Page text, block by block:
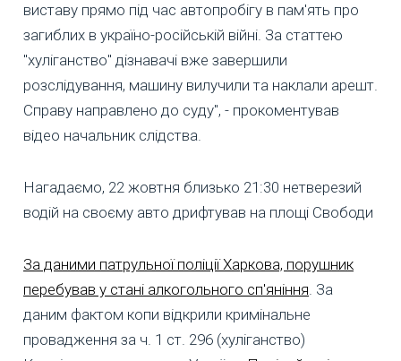
виставу прямо під час автопробігу в пам'ять про
загиблих в україно-російській війні. За статтею
"хуліганство" дізнавачі вже завершили
розслідування, машину вилучили та наклали арешт.
Справу направлено до суду", - прокоментував
відео начальник слідства.
Нагадаємо, 22 жовтня близько 21:30 нетверезий
водій на своєму авто дрифтував на площі Свободи
За даними патрульної поліції Харкова, порушник
перебував у стані алкогольного сп'яніння. За
даним фактом копи відкрили кримінальне
провадження за ч. 1 ст. 296 (хуліганство)